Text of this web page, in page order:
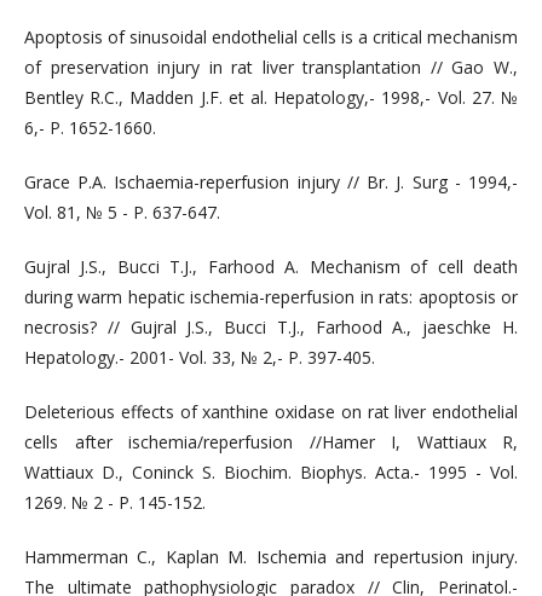
Apoptosis of sinusoidal endothelial cells is a critical mechanism
of preservation injury in rat liver transplantation // Gao W.,
Bentley R.C., Madden J.F. et al. Hepatology,- 1998,- Vol. 27. №
6,- P. 1652-1660.
Grace P.A. Ischaemia-reperfusion injury // Br. J. Surg - 1994,-
Vol. 81, № 5 - P. 637-647.
Gujral J.S., Bucci T.J., Farhood A. Mechanism of cell death
during warm hepatic ischemia-reperfusion in rats: apoptosis or
necrosis? // Gujral J.S., Bucci T.J., Farhood A., jaeschke H.
Hepatology.- 2001- Vol. 33, № 2,- P. 397-405.
Deleterious effects of xanthine oxidase on rat liver endothelial
cells after ischemia/reperfusion //Hamer I, Wattiaux R,
Wattiaux D., Coninck S. Biochim. Biophys. Acta.- 1995 - Vol.
1269. № 2 - P. 145-152.
Hammerman C., Kaplan M. Ischemia and repertusion injury.
The ultimate pathophysiologic paradox // Clin, Perinatol.-